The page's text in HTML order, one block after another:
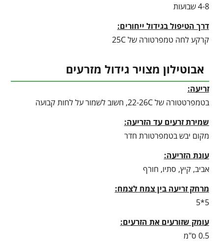
4-8 שבועות
דרך הטיפול בגידול ייחורים:
קרקע לחה טמפרטורה של 25C
אבוטילון מצויר גידול מזרעים
זריעה:
בטמפרטטורה של 22-26C, חשוב לשמור על לחות קבועה
שמירת זרעים עד הזריעה:
מקום יבש בטמפרטורת חדר
עונת הזריעה:
אביב, קיץ, סתיו, חורף
מרחק זריעה בין צמח לצמח:
5*5
עומק שזורעים את הזרעים:
0.5 ס"מ